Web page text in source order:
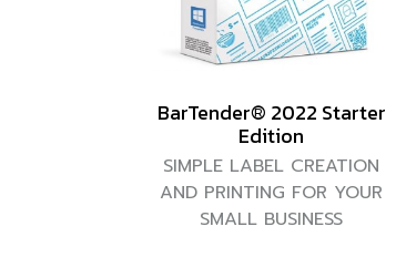
BarTender® 2022 Starter
Edition
SIMPLE LABEL CREATION
AND PRINTING FOR YOUR
SMALL BUSINESS